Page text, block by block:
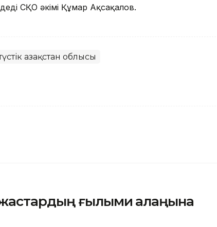
СҚО әкімі Құмар Ақсақалов.
Қазақстан облысы
ғылыми алаңына